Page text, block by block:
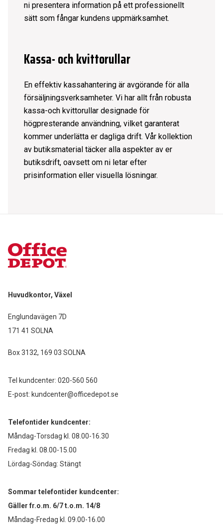
ni presentera information på ett professionellt
sätt som fångar kundens uppmärksamhet.
Kassa- och kvittorullar
En effektiv kassahantering är avgörande för alla
försäljningsverksamheter. Vi har allt från robusta
kassa-och kvittorullar designade för
högpresterande användning, vilket garanterat
kommer underlätta er dagliga drift. Vår kollektion
av butiksmaterial täcker alla aspekter av er
butiksdrift, oavsett om ni letar efter
prisinformation eller visuella lösningar.
Huvudkontor, Växel
Englundavägen 7D
171 41 SOLNA
Box 3132, 169 03 SOLNA
Tel kundcenter: 020-560 560
E-post: kundcenter@officedepot.se
Telefontider kundcenter:
Måndag-Torsdag kl. 08.00-16.30
Fredag kl. 08.00-15.00
Lördag-Söndag: Stängt
Sommar telefontider kundcenter:
Gäller fr.o.m. 6/7 t.o.m. 14/8
Måndag-Fredag kl. 09.00-16.00